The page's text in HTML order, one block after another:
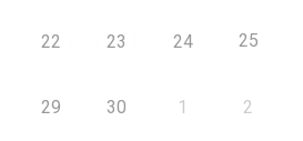
22 23 24 25
29 30 1 2